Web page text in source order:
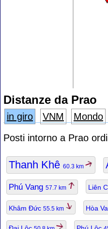
Distanze da Prao
in giro VNM
Mondo
Posti intorno a Prao
Thanh Khê 60.3 km
Phú Vang 57.7 km Liên
Khâm Đức 55.5 km Hòa